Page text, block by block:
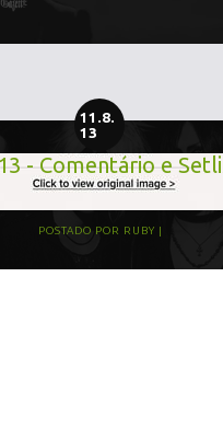
11.8.
13
- Comentário e
POSTADO POR RUBY